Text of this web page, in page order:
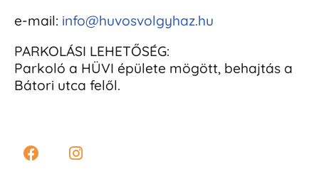
e-mail: info@huvosvolgyhaz.hu
PARKOLÁSI LEHETŐSÉG:
Parkoló a HÜVI épülete mögött, behajtás a
Bátori utca felől.